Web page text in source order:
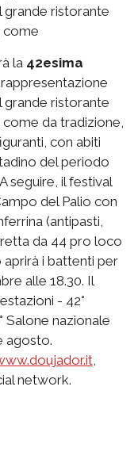
grande ristorante
come
la 42esima
grande ristorante
da tradizione,
con abiti
del periodo
seguire, il festival
del Palio con
(antipasti,
da 44 pro loco
i battenti per
alle 18.30. Il
- 42°
Salone nazionale
agosto.
network.